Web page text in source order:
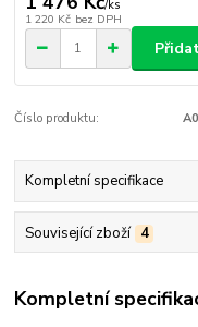
/ks
1 220 Kč bez DPH
Číslo produktu:
Kompletní specifikace
Související zboží 4
Kompletní